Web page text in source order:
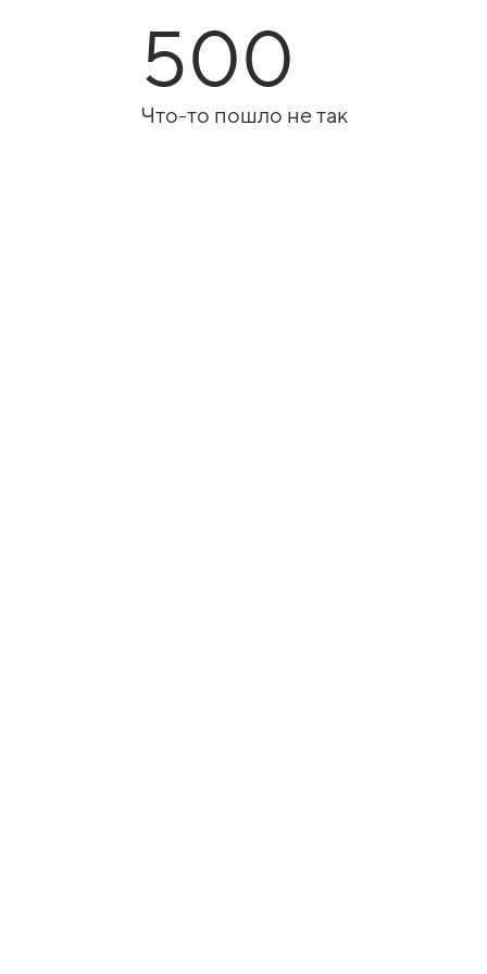
500
Что-то пошло не так